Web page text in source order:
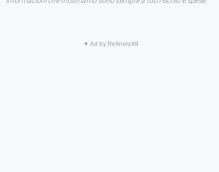
▼ Ad by Refinery89